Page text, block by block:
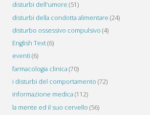
disturbi dell'umore (51)
disturbi della condotta alimentare (24)
disturbo ossessivo compulsivo (4)
English Text(6)
eventi (6)
farmacologia clinica (70)
i disturbi del comportamento (72)
informazione medica (112)
la mente ed il suo cervello (56)